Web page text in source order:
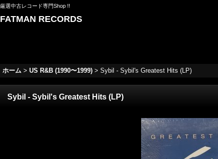
厳選中古レコード専門Shop !!
FATMAN RECORDS
ホーム > US R&B (1990〜1999) > Sybil - Sybil's Greatest Hits (LP)
Sybil - Sybil's Greatest Hits (LP)